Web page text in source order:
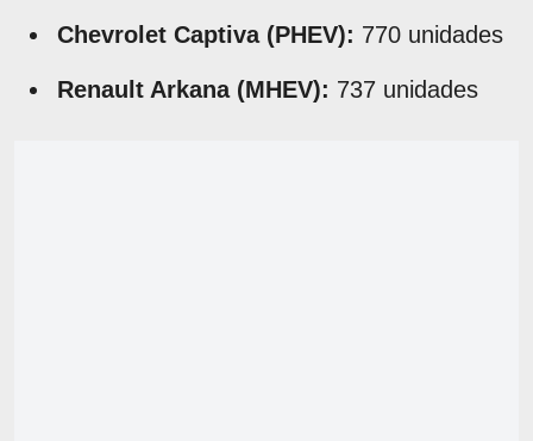
Chevrolet Captiva (PHEV): 770 unidades
Renault Arkana (MHEV): 737 unidades